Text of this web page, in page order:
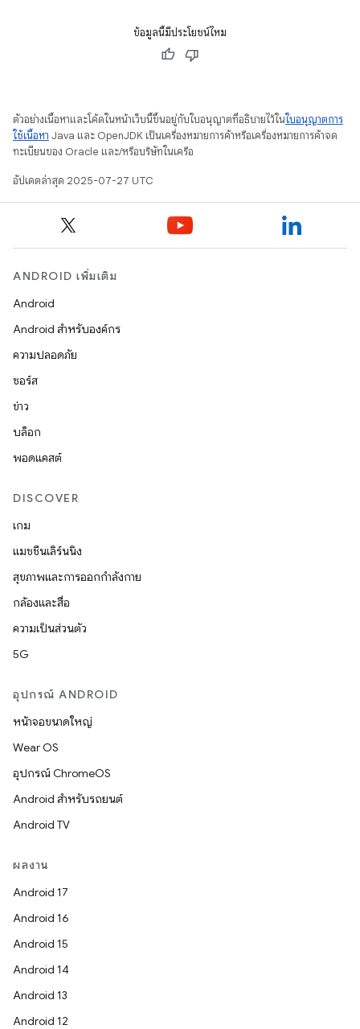
ข้อมูลนี้มีประโยชน์ไหม
ตัวอย่างเนื้อหาและโค้ดในหน้าเว็บนี้ขึ้นอยู่กับใบอนุญาตที่อธิบายไว้ในใบอนุญาตการ
ใช้เนื้อหา Java และ OpenJDK เป็นเครื่องหมายการค้าหรือเครื่องหมายการค้าจด
ทะเบียนของ Oracle และ/หรือบริษัทในเครือ
อัปเดตล่าสุด 2025-07-27 UTC
ANDROID เพิ่มเติม
Android
Android สำหรับองค์กร
ความปลอดภัย
ซอร์ส
ข่าว
บล็อก
พอดแคสต์
DISCOVER
เกม
แมชชีนเลิร์นนิง
สุขภาพและการออกกำลังกาย
กล้องและสื่อ
ความเป็นส่วนตัว
5G
อุปกรณ์ ANDROID
หน้าจอขนาดใหญ่
Wear OS
อุปกรณ์ ChromeOS
Android สำหรับรถยนต์
Android TV
ผลงาน
Android 17
Android 16
Android 15
Android 14
Android 13
Android 12